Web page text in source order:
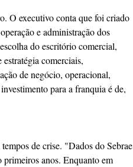
O executivo conta que foi criado
e administração dos
do escritório comercial,
comerciais,
de negócio, operacional,
para a franquia é de,
de crise. "Dados do Sebrae
primeiros anos. Enquanto em